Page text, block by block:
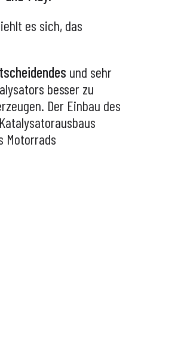
es sich, das
und sehr
besser zu
Der Einbau des
Motorrads